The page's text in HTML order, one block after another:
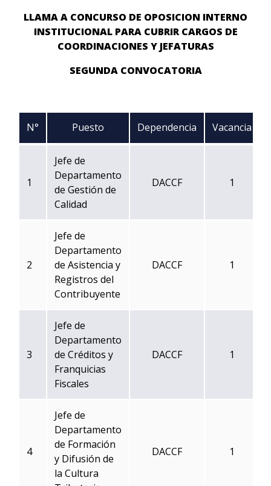
LLAMA A CONCURSO DE OPOSICION INTERNO
INSTITUCIONAL PARA CUBRIR CARGOS DE
COORDINACIONES Y JEFATURAS
SEGUNDA CONVOCATORIA
N° Puesto Dependencia Vacancia
1
Jefe de
Departamento
de Gestión de
Calidad
DACCF 1
2
Jefe de
Departamento
de Asistencia y
Registros del
Contribuyente
DACCF 1
3
Jefe de
Departamento
de Créditos y
Franquicias
Fiscales
DACCF 1
4
Jefe de
Departamento
de Formación
y Difusión de
la Cultura
DACCF 1